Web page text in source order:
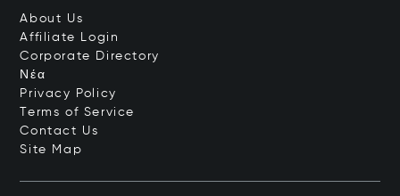
About Us
Affiliate Login
Corporate Directory
Νέα
Privacy Policy
Terms of Service
Contact Us
Site Map